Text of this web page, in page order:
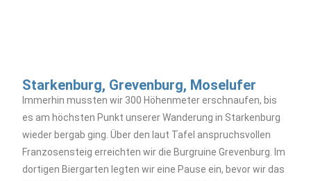
Starkenburg, Grevenburg, Moselufer
Immerhin mussten wir 300 Höhenmeter erschnaufen, bis
es am höchsten Punkt unserer Wanderung in Starkenburg
wieder bergab ging. Über den laut Tafel anspruchsvollen
Franzosensteig erreichten wir die Burgruine Grevenburg. Im
dortigen Biergarten legten wir eine Pause ein, bevor wir das